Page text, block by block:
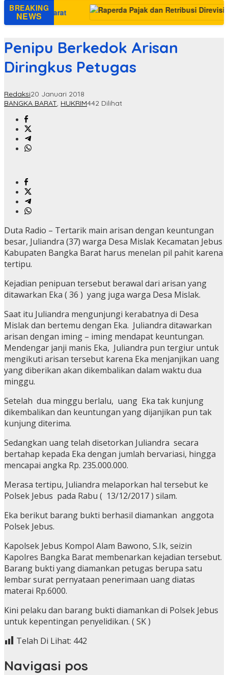
BREAKING
NEWS
Barat
Penipu Berkedok Arisan
Diringkus Petugas
Redaksi20 Januari 2018
BANGKA BARAT, HUKRIM442 Dilihat
Duta Radio – Tertarik main arisan dengan keuntungan
besar, Juliandra (37) warga Desa Mislak Kecamatan Jebus
Kabupaten Bangka Barat harus menelan pil pahit karena
tertipu.
Kejadian penipuan tersebut berawal dari arisan yang
ditawarkan Eka ( 36 ) yang juga warga Desa Mislak.
Saat itu Juliandra mengunjungi kerabatnya di Desa
Mislak dan bertemu dengan Eka. Juliandra ditawarkan
arisan dengan iming – iming mendapat keuntungan.
Mendengar janji manis Eka, Juliandra pun tergiur untuk
mengikuti arisan tersebut karena Eka menjanjikan uang
yang diberikan akan dikembalikan dalam waktu dua
minggu.
Setelah dua minggu berlalu, uang Eka tak kunjung
dikembalikan dan keuntungan yang dijanjikan pun tak
kunjung diterima.
Sedangkan uang telah disetorkan Juliandra secara
bertahap kepada Eka dengan jumlah bervariasi, hingga
mencapai angka Rp. 235.000.000.
Merasa tertipu, Juliandra melaporkan hal tersebut ke
Polsek Jebus pada Rabu ( 13/12/2017 ) silam.
Eka berikut barang bukti berhasil diamankan anggota
Polsek Jebus.
Kapolsek Jebus Kompol Alam Bawono, S.Ik, seizin
Kapolres Bangka Barat membenarkan kejadian tersebut.
Barang bukti yang diamankan petugas berupa satu
lembar surat pernyataan penerimaan uang diatas
materai Rp.6000.
Kini pelaku dan barang bukti diamankan di Polsek Jebus
untuk kepentingan penyelidikan. ( SK )
Telah Di Lihat: 442
Navigasi pos